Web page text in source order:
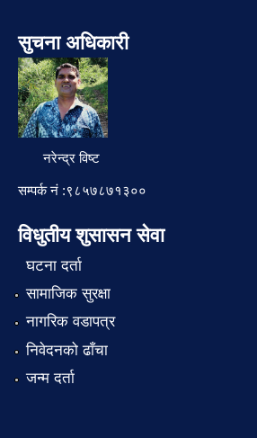
सुचना अधिकारी
नरेन्द्र विष्ट
सम्पर्क नं :९८५७८७१३००
विधुतीय शुसासन सेवा
घटना दर्ता
सामाजिक सुरक्षा
नागरिक वडापत्र
निवेदनको ढाँचा
जन्म दर्ता